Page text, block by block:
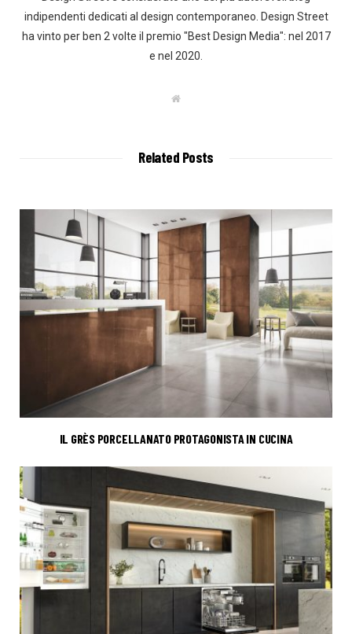
indipendenti dedicati al design contemporaneo. Design Street
ha vinto per ben 2 volte il premio "Best Design Media": nel 2017
e nel 2020.
W
Related Posts
IL GRÈS PORCELLANATO PROTAGONISTA IN CUCINA